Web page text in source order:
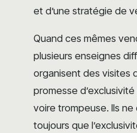
et d’une stratégie de
Quand ces mêmes
plusieurs enseignes
organisent des visites
promesse
voire trompeuse. Ils
toujours que